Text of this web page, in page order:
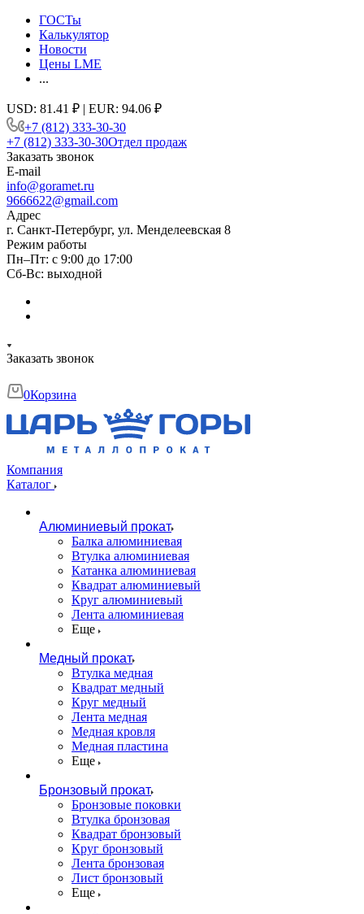
ГОСТы
Калькулятор
Новости
Цены LME
...
USD: 81.41 ₽ | EUR: 94.06 ₽
+7 (812) 333-30-30
+7 (812) 333-30-30Отдел продаж
Заказать звонок
E-mail
info@goramet.ru
9666622@gmail.com
Адрес
г. Санкт-Петербург, ул. Менделеевская 8
Режим работы
Пн–Пт: с 9:00 до 17:00
Сб-Вс: выходной
Заказать звонок
0Корзина
Компания
Каталог
Алюминиевый прокат
Балка алюминиевая
Втулка алюминиевая
Катанка алюминиевая
Квадрат алюминиевый
Круг алюминиевый
Лента алюминиевая
Еще
Медный прокат
Втулка медная
Квадрат медный
Круг медный
Лента медная
Медная кровля
Медная пластина
Еще
Бронзовый прокат
Бронзовые поковки
Втулка бронзовая
Квадрат бронзовый
Круг бронзовый
Лента бронзовая
Лист бронзовый
Еще